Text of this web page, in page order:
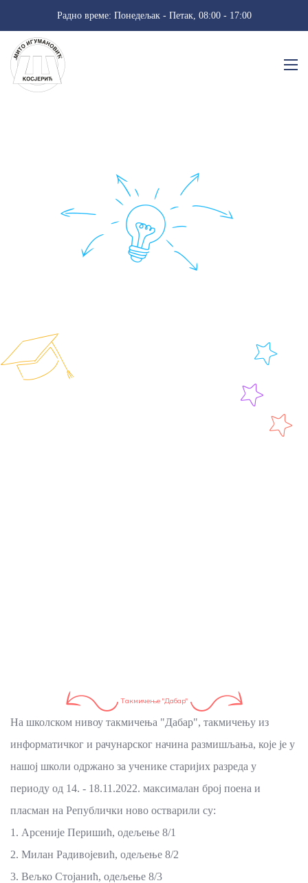
Радно време: Понедељак - Петак, 08:00 - 17:00
Tакмичење "Дабар"
На школском нивоу такмичења "Дабар", такмичењу из
информатичког и рачунарског начина размишљања, које је у
нашој школи одржано за ученике старијих разреда у
периоду од 14. - 18.11.2022. максималан број поена и
пласман на Републички ново остварили су:
1. Арсеније Перишић, одељење 8/1
2. Милан Радивојевић, одељење 8/2
3. Вељко Стојанић, одељење 8/3